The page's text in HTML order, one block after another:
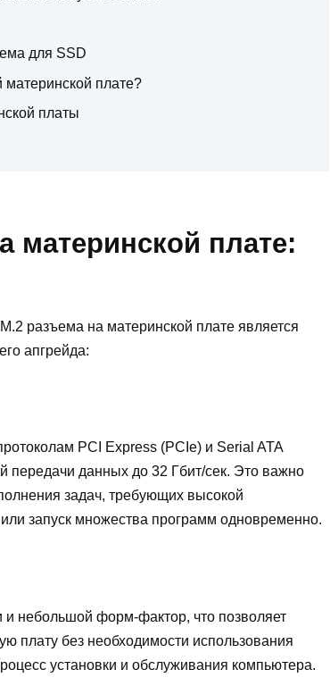
для SSD
материнской плате?
платы
материнской плате:
разъема на материнской плате является
апгрейда:
PCI Express (PCIe) и Serial ATA
передачи данных до 32 Гбит/сек. Это важно
задач, требующих высокой
запуск множества программ одновременно.
небольшой форм-фактор, что позволяет
плату без необходимости использования
установки и обслуживания компьютера.